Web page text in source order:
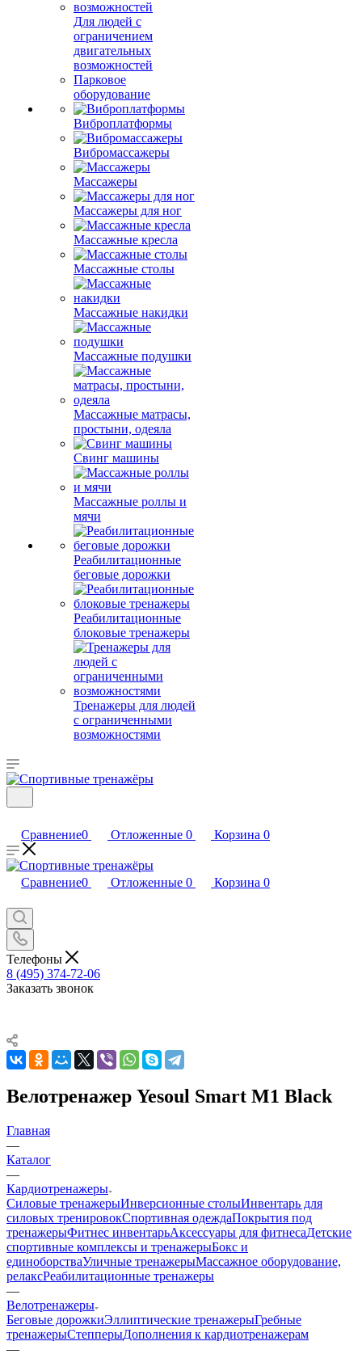
Для людей с
ограничением
двигательных
возможностей
Парковое
оборудование
Виброплатформы
Вибромассажеры
Массажеры
Массажеры для ног
Массажные кресла
Массажные столы
Массажные накидки
Массажные подушки
Массажные матрасы,
простыни, одеяла
Свинг машины
Массажные роллы и
мячи
Реабилитационные
беговые дорожки
Реабилитационные
блоковые тренажеры
Тренажеры для людей
с ограниченными
возможностями
Сравнение0 Отложенные 0 Корзина 0
Сравнение0 Отложенные 0 Корзина 0
Телефоны
8 (495) 374-72-06
Заказать звонок
Велотренажер Yesoul Smart M1 Black
Главная
—
Каталог
—
Кардиотренажеры
Силовые тренажерыИнверсионные столыИнвентарь для
силовых тренировокСпортивная одеждаПокрытия под
тренажерыФитнес инвентарьАксессуары для фитнесаДетские
спортивные комплексы и тренажерыБокс и
единоборстваУличные тренажерыМассажное оборудование,
релаксРеабилитационные тренажеры
—
Велотренажеры
Беговые дорожкиЭллиптические тренажерыГребные
тренажерыСтепперыДополнения к кардиотренажерам
—